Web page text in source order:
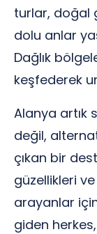
turlar, doğal
dolu anlar
Dağlık
keşfederek
Alanya artık
değil,
çıkan bir
güzellikleri
arayanlar
giden